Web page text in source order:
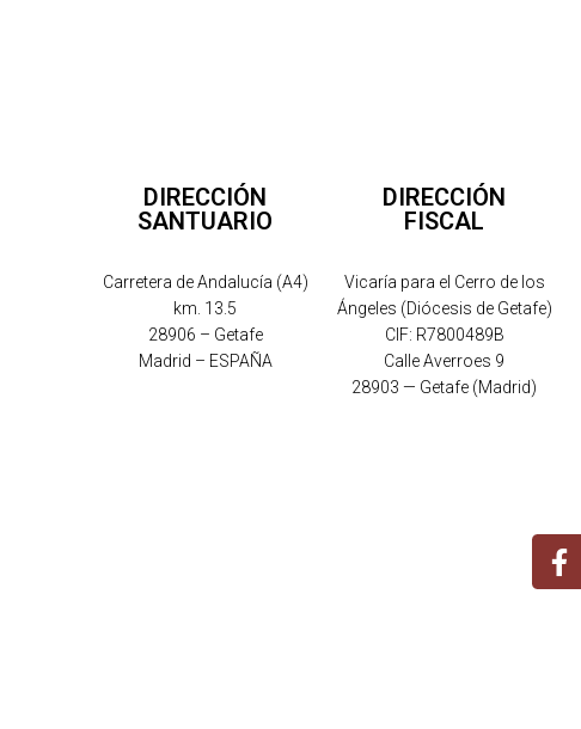
DIRECCIÓN
SANTUARIO
Carretera de Andalucía (A4)
km. 13.5
28906 – Getafe
Madrid – ESPAÑA
DIRECCIÓN
FISCAL
Vicaría para el Cerro de los
Ángeles (Diócesis de Getafe)
CIF: R7800489B
Calle Averroes 9
28903 — Getafe (Madrid)